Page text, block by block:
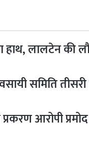
हाथ, लालटेन की
समिति
प्रकरण आरोपी